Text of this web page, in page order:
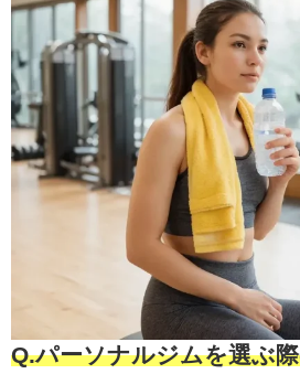
Q.パーソナルジムを選ぶ